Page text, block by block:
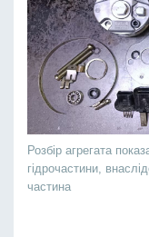
Розбір агрегата
гідрочастини,
частина